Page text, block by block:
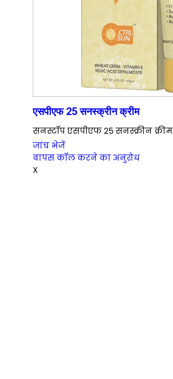
एसपीएफ 25 सनस्क्रीन क्रीम
सनस्टॉप एसपीएफ 25 सनस्क्रीन क्रीम
जांच भेजें
वापस कॉल करने का अनुरोध
X